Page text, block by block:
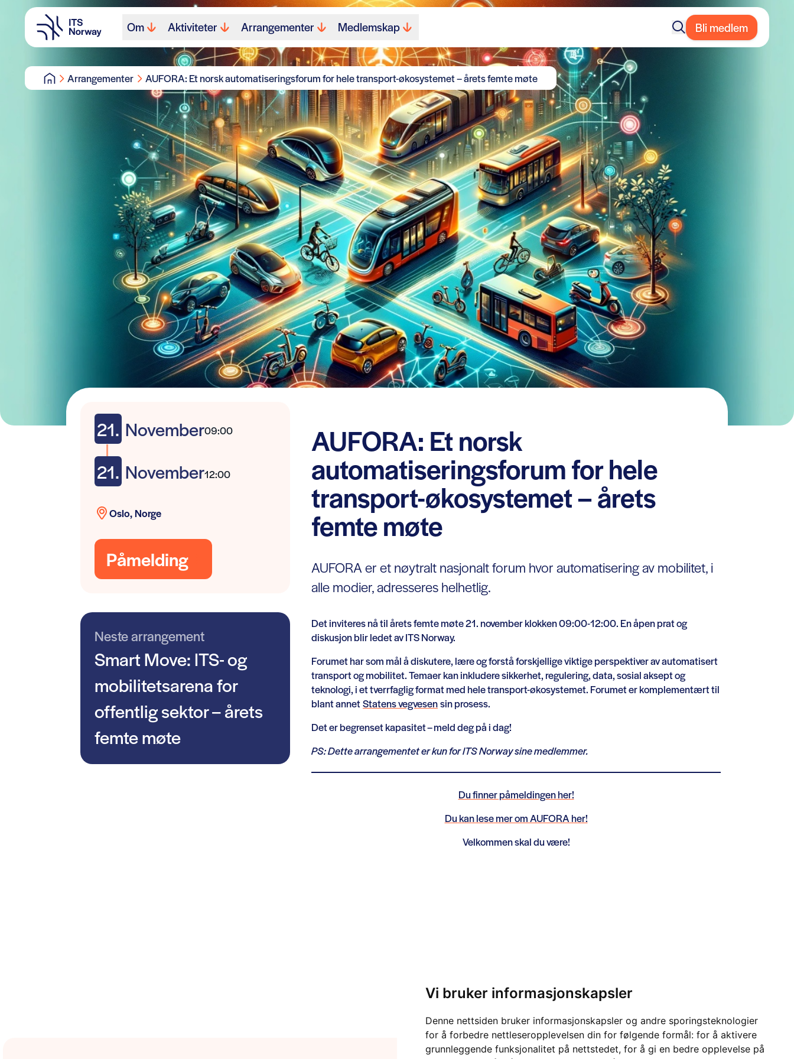
Vi bruker informasjonskapsler
Denne nettsiden bruker informasjonskapsler og andre sporingsteknologier
for å forbedre nettleseropplevelsen din for følgende formål: for å aktivere
grunnleggende funksjonalitet på nettstedet, for å gi en bedre opplevelse på
Om Aktiviteter Arrangementer Medlemskap Bli medlem
Arrangementer AUFORA: Et norsk automatiseringsforum for hele transport-økosystemet – årets femte møte
21. November09:00
21. November12:00
Oslo, Norge
Påmelding
Neste arrangement
Smart Move: ITS- og
mobilitetsarena for
offentlig sektor – årets
femte møte
AUFORA: Et norsk
automatiseringsforum for hele
transport-økosystemet – årets
femte møte
AUFORA er et nøytralt nasjonalt forum hvor automatisering av mobilitet, i
alle modier, adresseres helhetlig.
Det inviteres nå til årets femte møte 21. november klokken 09:00-12:00. En åpen prat og
diskusjon blir ledet av ITS Norway.
Forumet har som mål å diskutere, lære og forstå forskjellige viktige perspektiver av automatisert
transport og mobilitet. Temaer kan inkludere sikkerhet, regulering, data, sosial aksept og
teknologi, i et tverrfaglig format med hele transport-økosystemet. Forumet er komplementært til
blant annetStatens vegvesensin prosess.
Det er begrenset kapasitet – meld deg på i dag!
PS: Dette arrangementet er kun for ITS Norway sine medlemmer.
Du finner påmeldingen her!
Du kan lese mer om AUFORA her!
Velkommen skal du være!